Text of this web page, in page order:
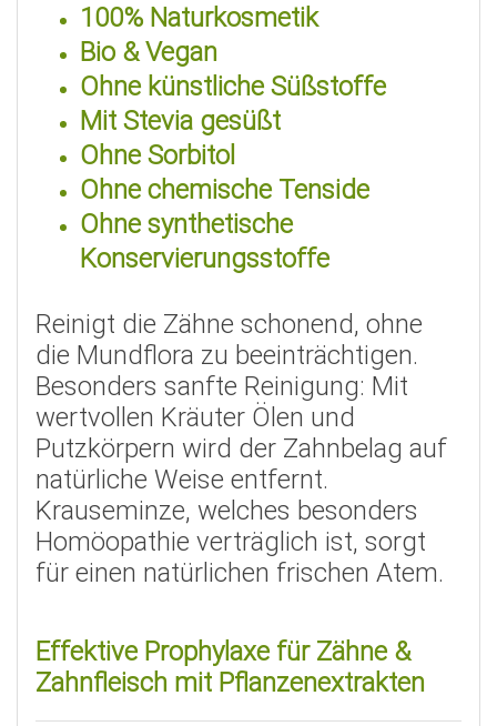
100% Naturkosmetik
Bio & Vegan
Ohne künstliche Süßstoffe
Mit Stevia gesüßt
Ohne Sorbitol
Ohne chemische Tenside
Ohne synthetische
Konservierungsstoffe
Reinigt die Zähne schonend, ohne
die Mundflora zu beeinträchtigen.
Besonders sanfte Reinigung: Mit
wertvollen Kräuter Ölen und
Putzkörpern wird der Zahnbelag auf
natürliche Weise entfernt.
Krauseminze, welches besonders
Homöopathie verträglich ist, sorgt
für einen natürlichen frischen Atem.
Effektive Prophylaxe für Zähne &
Zahnfleisch mit Pflanzenextrakten